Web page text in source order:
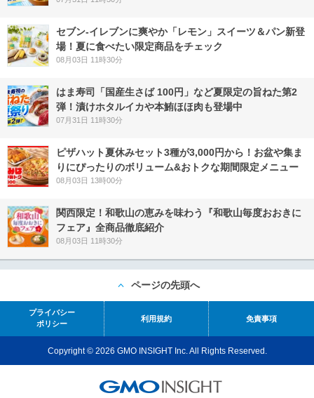
セブン‐イレブンに爽やか「レモン」スイーツ＆パン新登
場！夏に食べたい限定商品をチェック
08月03日 11時30分
はま寿司「国産生さば 100円」など夏限定の旨ねた第2
弾！漬けホタルイカや本鮪ほほ肉も登場中
07月31日 11時30分
ピザハット夏休みセット3種が3,000円から！お盆や集ま
りにぴったりのボリューム&おトクな期間限定メニュー
08月03日 13時00分
関西限定！和歌山の恵みを味わう『和歌山毎度おおきに
フェア』全商品徹底紹介
08月03日 11時30分
ページの先頭へ
プライバシー
ポリシー
利用規約 免責事項
Copyright © 2026 GMO INSIGHT Inc. All Rights Reserved.